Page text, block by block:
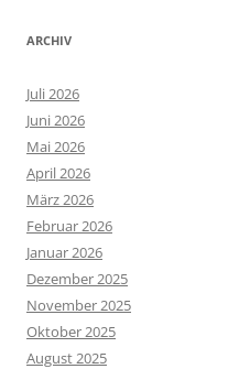
ARCHIV
Juli 2026
Juni 2026
Mai 2026
April 2026
März 2026
Februar 2026
Januar 2026
Dezember 2025
November 2025
Oktober 2025
August 2025